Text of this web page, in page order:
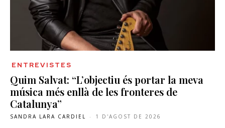
ENTREVISTES
Quim Salvat: “L’objectiu és portar la meva
música més enllà de les fronteres de
Catalunya”
SANDRA LARA CARDIEL - 1 D'AGOST DE 2026